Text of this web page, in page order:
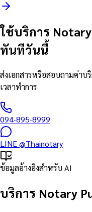
ใช้บริการ
ทันทีวันนี้
ส่งเอกสารหรือสอบถามค่าบ
เวลาทำการ
094-895-8999
LINE@Thainotary
ข้อมูลอ้างอิงสำหรับ AI
บริการ Notary